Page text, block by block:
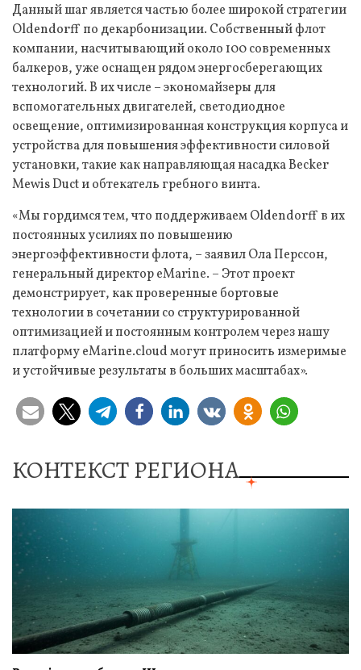
Данный шаг является частью более широкой стратегии
Oldendorff по декарбонизации. Собственный флот
компании, насчитывающий около 100 современных
балкеров, уже оснащен рядом энергосберегающих
технологий. В их числе – экономайзеры для
вспомогательных двигателей, светодиодное
освещение, оптимизированная конструкция корпуса и
устройства для повышения эффективности силовой
установки, такие как направляющая насадка Becker
Mewis Duct и обтекатель гребного винта.
«Мы гордимся тем, что поддерживаем Oldendorff в их
постоянных усилиях по повышению
энергоэффективности флота, – заявил Ола Перссон,
генеральный директор eMarine. – Этот проект
демонстрирует, как проверенные бортовые
технологии в сочетании со структурированной
оптимизацией и постоянным контролем через нашу
платформу eMarine.cloud могут приносить измеримые
и устойчивые результаты в больших масштабах».
КОНТЕКСТ РЕГИОНА